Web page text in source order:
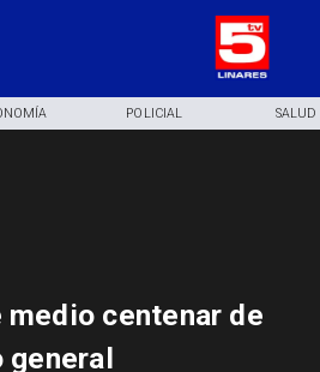
POLICIAL SALUD
centenar de
general